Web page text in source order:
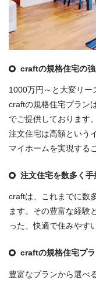
craftの規格住宅の
1000万円～と大変リー
craftの規格住宅プラン
でご提供しております。
注文住宅は高額という
マイホームを実現する
注文住宅を数多く
craftは、これまでに数
ます。その豊富な経験
った、快適で住みやす
craftの規格住宅プ
豊富なプランから選べ